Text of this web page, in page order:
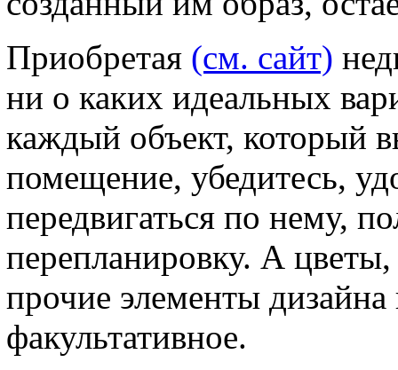
Приобретая (см. сайт)
ни о каких идеальных
каждый объект, который
помещение, убедитесь,
передвигаться по нему,
перепланировку. А
прочие элементы
факультативное.